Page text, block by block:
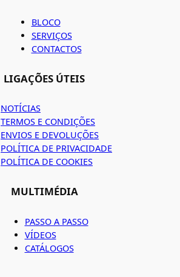
BLOCO
SERVIÇOS
CONTACTOS
LIGAÇÕES ÚTEIS
NOTÍCIAS
TERMOS E CONDIÇÕES
ENVIOS E DEVOLUÇÕES
POLÍTICA DE PRIVACIDADE
POLÍTICA DE COOKIES
MULTIMÉDIA
PASSO A PASSO
VÍDEOS
CATÁLOGOS